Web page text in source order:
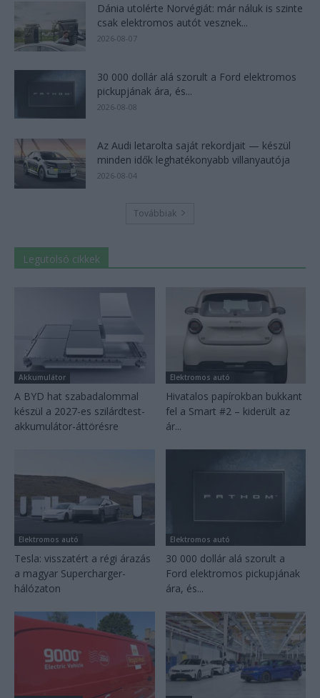
Dánia utolérte Norvégiát: már náluk is szinte
csak elektromos autót vesznek...
2026-08-07
30 000 dollár alá szorult a Ford elektromos
pickupjának ára, és...
2026-08-08
Az Audi letarolta saját rekordjait — készül
minden idők leghatékonyabb villanyautója
2026-08-04
Továbbiak
Legutolsó cikkek
Akkumulátor
A BYD hat szabadalommal
készül a 2027-es szilárdtest-
akkumulátor-áttörésre
Elektromos autó
Hivatalos papírokban bukkant
fel a Smart #2 – kiderült az
ár...
Elektromos autó
Tesla: visszatért a régi árazás
a magyar Supercharger-
hálózaton
Elektromos autó
30 000 dollár alá szorult a
Ford elektromos pickupjának
ára, és...